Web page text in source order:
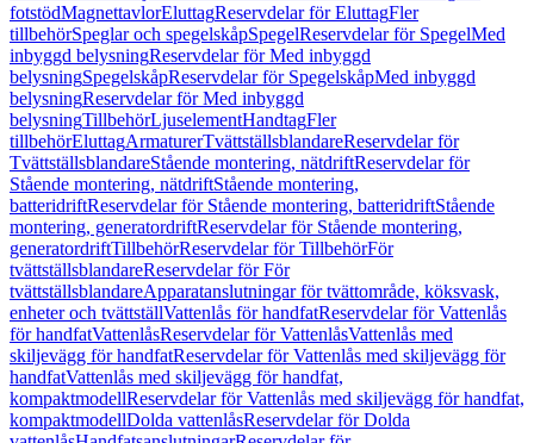
fotstödMagnettavlorEluttagReservdelar för EluttagFler
tillbehörSpeglar och spegelskåpSpegelReservdelar för SpegelMed
inbyggd belysningReservdelar för Med inbyggd
belysningSpegelskåpReservdelar för SpegelskåpMed inbyggd
belysningReservdelar för Med inbyggd
belysningTillbehörLjuselementHandtagFler
tillbehörEluttagArmaturerTvättställsblandareReservdelar för
TvättställsblandareStående montering, nätdriftReservdelar för
Stående montering, nätdriftStående montering,
batteridriftReservdelar för Stående montering, batteridriftStående
montering, generatordriftReservdelar för Stående montering,
generatordriftTillbehörReservdelar för TillbehörFör
tvättställsblandareReservdelar för För
tvättställsblandareApparatanslutningar för tvättområde, köksvask,
enheter och tvättställVattenlås för handfatReservdelar för Vattenlås
för handfatVattenlåsReservdelar för VattenlåsVattenlås med
skiljevägg för handfatReservdelar för Vattenlås med skiljevägg för
handfatVattenlås med skiljevägg för handfat,
kompaktmodellReservdelar för Vattenlås med skiljevägg för handfat,
kompaktmodellDolda vattenlåsReservdelar för Dolda